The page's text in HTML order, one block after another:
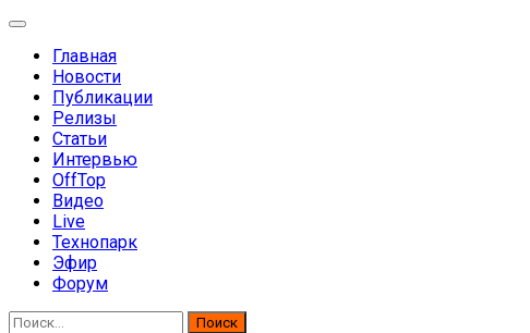
Главная
Новости
Публикации
Релизы
Статьи
Интервью
OffTop
Видео
Live
Технопарк
Эфир
Форум
Найти: